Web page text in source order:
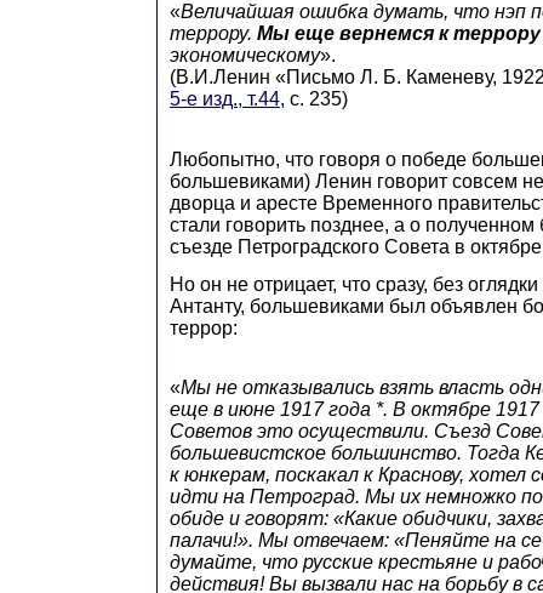
«Величайшая ошибка думать, что нэп
террору. Мы еще вернемся к террору
экономическому».
(В.И.Ленин «Письмо Л. Б. Каменеву,
5-е изд., т.44, с. 235)
Любопытно, что говоря о победе
большевиками) Ленин говорит совсем
дворца и аресте Временного
стали говорить позднее, а о
съезде Петроградского Совета в октябре
Но он не отрицает, что сразу, без
Антанту, большевиками был объявлен
террор:
«Мы не отказывались взять власть
еще в июне 1917 года *. В октябре 1917
Советов это осуществили. Съезд
большевистское большинство. Тогда
к юнкерам, поскакал к Краснову, хотел
идти на Петроград. Мы их немножко
обиде и говорят: «Какие обидчики,
палачи!». Мы отвечаем: «Пеняйте на
думайте, что русские крестьяне и
действия! Вы вызвали нас на борьбу в